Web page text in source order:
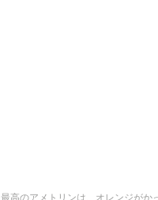
最高のアメトリンは、オレンジがか